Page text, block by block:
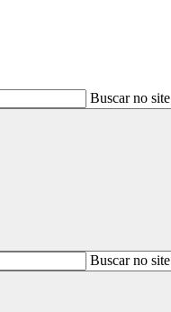
Buscar no site
BuscarBuscar no site